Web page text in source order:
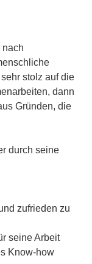
nach
stolz auf die
dann
Gründen, die
durch seine
zufrieden zu
seine Arbeit
Know-how